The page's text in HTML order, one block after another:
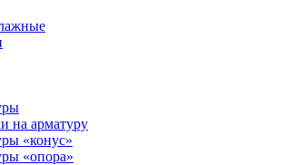
на арматуру
«конус»
«опора»